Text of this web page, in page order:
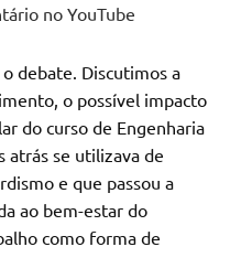
no YouTube
debate. Discutimos a
o possível impacto
do curso de Engenharia
atrás se utilizava de
e que passou a
ao bem-estar do
como forma de